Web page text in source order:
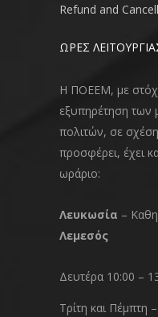
Refund and
ΩΡΕΣ
Η ΠΟΕΕΜ, με
εξυπηρέτηση των
πολιτών, σε
προσφέρει, έχει
ωράριο:
Λευκωσία –
Λεμεσός
Δευτέρα 10:00 –
Τρίτη και Πέμπτη